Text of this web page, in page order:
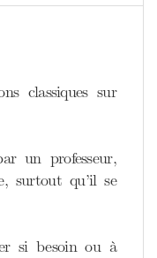
classiques sur
un professeur,
surtout qu’il se
si besoin ou à